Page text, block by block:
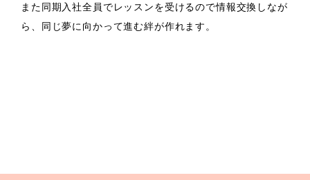
また同期入社全員でレッスンを受けるので情報交換しなが
ら、同じ夢に向かって進む絆が作れます。